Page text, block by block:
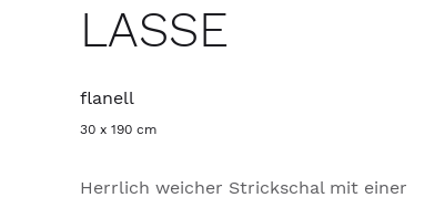
LASSE
flanell
30 x 190 cm
Herrlich weicher Strickschal mit einer